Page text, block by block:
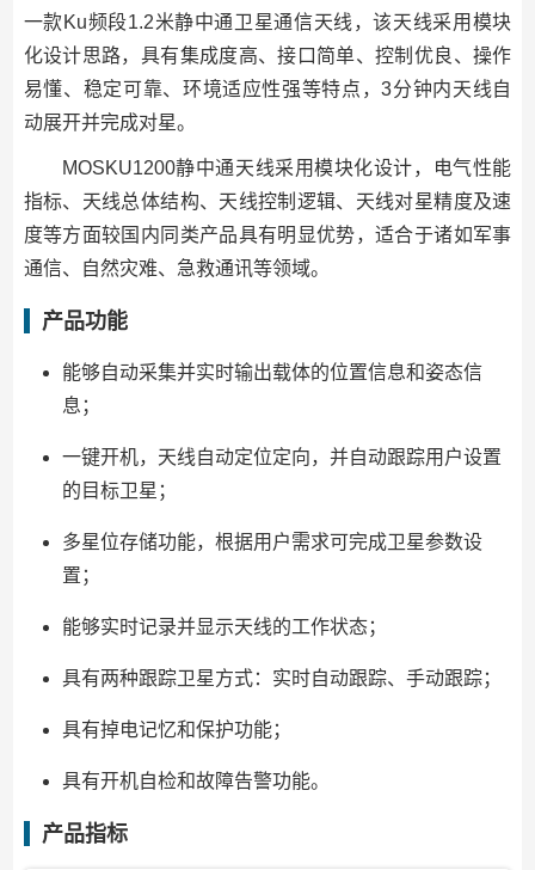
一款Ku频段1.2米静中通卫星通信天线，该天线采用模块
化设计思路，具有集成度高、接口简单、控制优良、操作
易懂、稳定可靠、环境适应性强等特点，3分钟内天线自
动展开并完成对星。
MOSKU1200静中通天线采用模块化设计，电气性能
指标、天线总体结构、天线控制逻辑、天线对星精度及速
度等方面较国内同类产品具有明显优势，适合于诸如军事
通信、自然灾难、急救通讯等领域。
产品功能
能够自动采集并实时输出载体的位置信息和姿态信
息；
一键开机，天线自动定位定向，并自动跟踪用户设置
的目标卫星；
多星位存储功能，根据用户需求可完成卫星参数设
置；
能够实时记录并显示天线的工作状态；
具有两种跟踪卫星方式：实时自动跟踪、手动跟踪；
具有掉电记忆和保护功能；
具有开机自检和故障告警功能。
产品指标